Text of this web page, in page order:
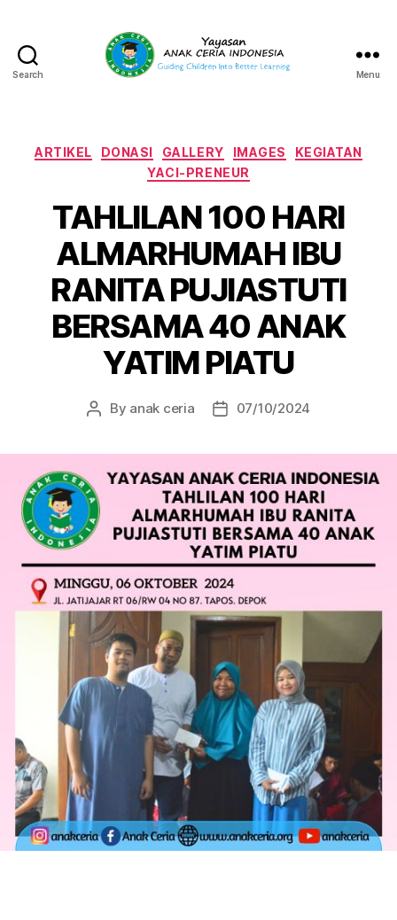
Search
Indonesia
Menu
Categories
ARTIKEL DONASI GALLERY IMAGES
KEGIATAN
YACI-PRENEUR
TAHLILAN 100 HARI
ALMARHUMAH IBU
RANITA PUJIASTUTI
BERSAMA 40 ANAK
YATIM PIATU
Post
By anak ceria
Post07/10/2024